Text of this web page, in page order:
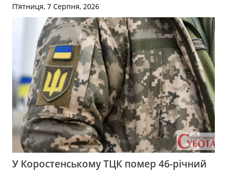
П’ятниця, 7 Серпня, 2026
У Коростенському ТЦК помер 46-річний